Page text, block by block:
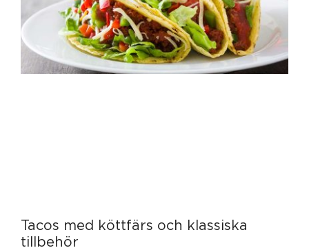
Tacos med köttfärs och klassiska
tillbehör